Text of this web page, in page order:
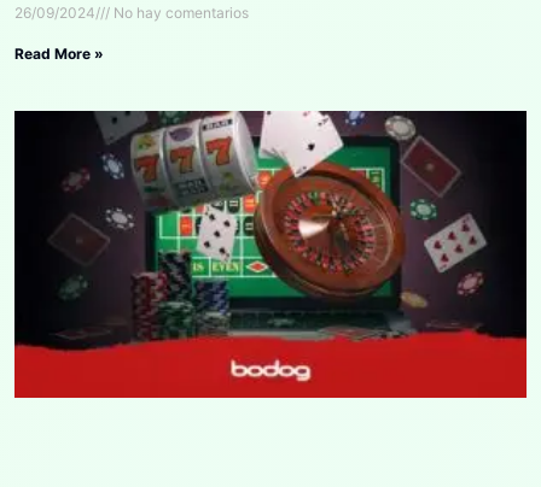
26/09/2024 No hay comentarios
Read More »